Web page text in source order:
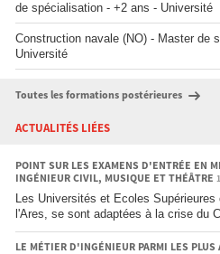
de spécialisation - +2 ans - Université
Construction navale (NO) - Master de
Université
Toutes les formations postérieures
ACTUALITÉS LIÉES
POINT SUR LES EXAMENS D'ENTRÉE EN
INGÉNIEUR CIVIL, MUSIQUE ET THÉÂTRE
Les Universités et Ecoles
l'Ares, se sont adaptées à la crise du
LE MÉTIER D'INGÉNIEUR PARMI LES PLUS